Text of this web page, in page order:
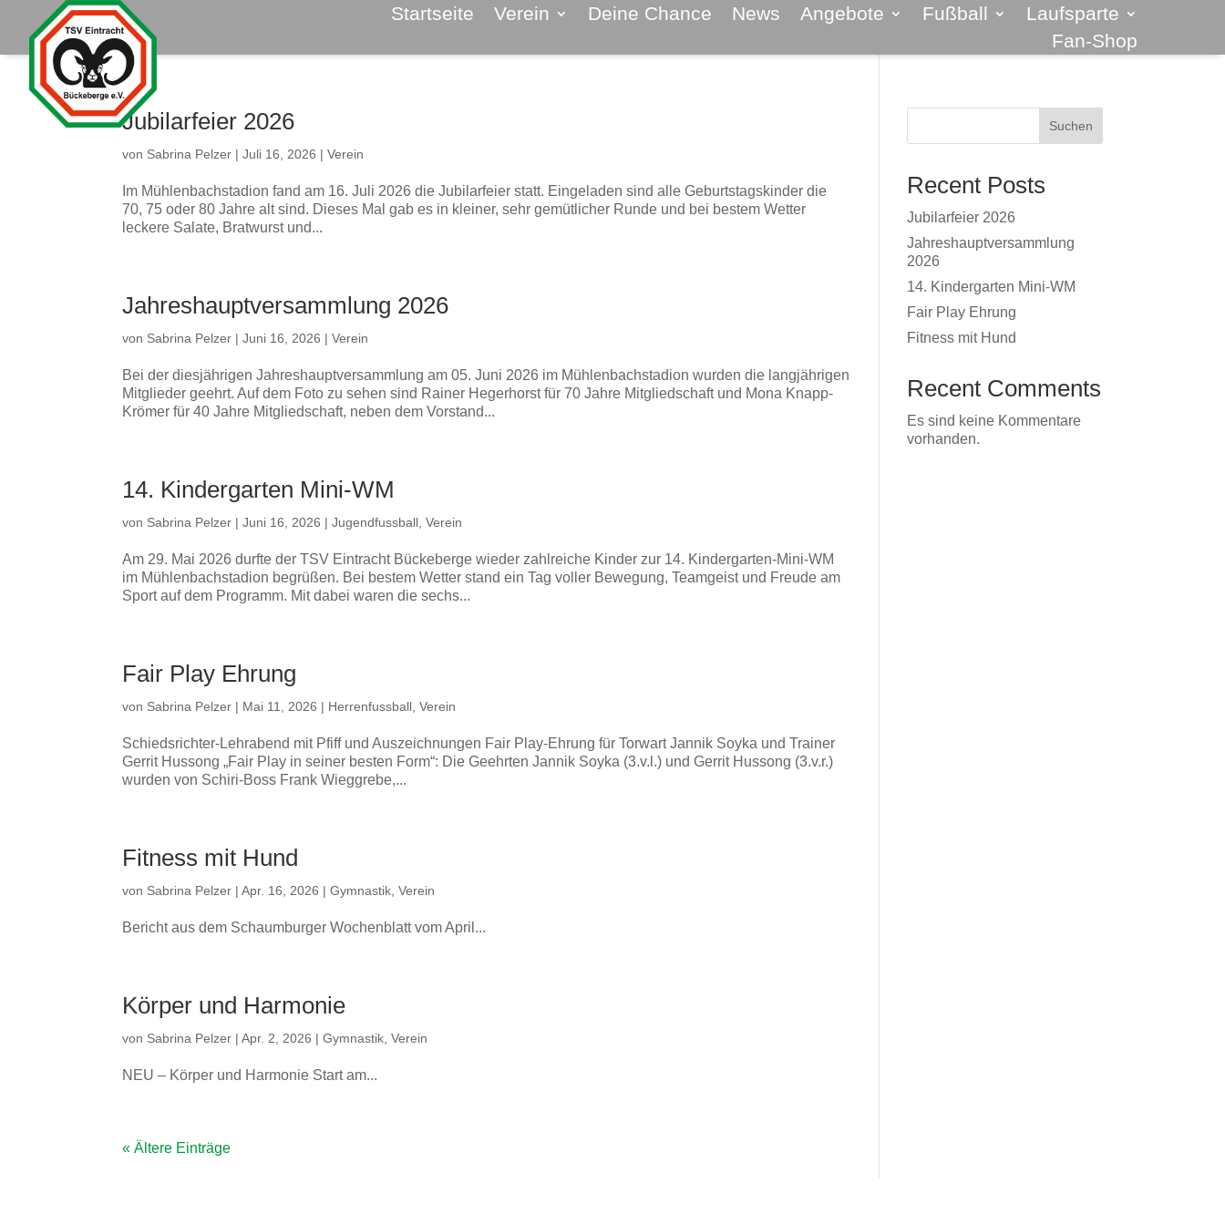
Startseite Verein Deine Chance News Angebote Fußball
Laufsparte
Fan-Shop
Jubilarfeier 2026
von Sabrina Pelzer |Juli 16, 2026 |Verein
Im Mühlenbachstadion fand am 16. Juli 2026 die Jubilarfeier statt. Eingeladen sind alle Geburtstagskinder die
70, 75 oder 80 Jahre alt sind. Dieses Mal gab es in kleiner, sehr gemütlicher Runde und bei bestem Wetter
leckere Salate, Bratwurst und...
Jahreshauptversammlung 2026
von Sabrina Pelzer |Juni 16, 2026 |Verein
Bei der diesjährigen Jahreshauptversammlung am 05. Juni 2026 im Mühlenbachstadion wurden die langjährigen
Mitglieder geehrt. Auf dem Foto zu sehen sind Rainer Hegerhorst für 70 Jahre Mitgliedschaft und Mona Knapp-
Krömer für 40 Jahre Mitgliedschaft, neben dem Vorstand...
14. Kindergarten Mini-WM
von Sabrina Pelzer |Juni 16, 2026 |Jugendfussball ,Verein
Am 29. Mai 2026 durfte der TSV Eintracht Bückeberge wieder zahlreiche Kinder zur 14. Kindergarten-Mini-WM
im Mühlenbachstadion begrüßen. Bei bestem Wetter stand ein Tag voller Bewegung, Teamgeist und Freude am
Sport auf dem Programm. Mit dabei waren die sechs...
Fair Play Ehrung
von Sabrina Pelzer | Mai 11, 2026 | Herrenfussball ,Verein
Schiedsrichter-Lehrabend mit Pfiff und Auszeichnungen Fair Play-Ehrung für Torwart Jannik Soyka und Trainer
Gerrit Hussong „Fair Play in seiner besten Form“: Die Geehrten Jannik Soyka (3.v.l.) und Gerrit Hussong (3.v.r.)
wurden von Schiri-Boss Frank Wieggrebe,...
Fitness mit Hund
von Sabrina Pelzer |Apr. 16, 2026 |Gymnastik ,Verein
Bericht aus dem Schaumburger Wochenblatt vom April...
Körper und Harmonie
von Sabrina Pelzer |Apr. 2, 2026 |Gymnastik ,Verein
NEU – Körper und Harmonie Start am...
« Ältere Einträge
Suchen
Recent Posts
Jubilarfeier 2026
Jahreshauptversammlung
2026
14. Kindergarten Mini-WM
Fair Play Ehrung
Fitness mit Hund
Recent Comments
Es sind keine Kommentare
vorhanden.